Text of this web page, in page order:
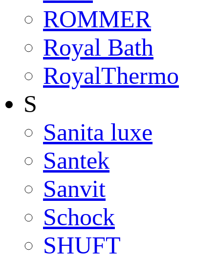
ROMMER
Royal Bath
RoyalThermo
S
Sanita luxe
Santek
Sanvit
Schock
SHUFT